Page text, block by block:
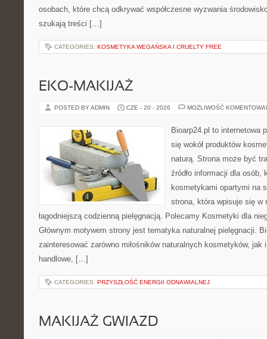
osobach, które chcą odkrywać współczesne wyzwania
szukają treści […]
CATEGORIES: KOSMETYKA WEGAŃSKA I CRUELTY FREE
EKO-MAKIJAŻ
POSTED BY ADMIN CZE - 20 - 2026 MOŻLIWOŚĆ
Bioarp24.pl to internetowa
się wokół produktów
naturą. Strona może być
źródło informacji dla osób,
kosmetykami opartymi na
strona, która wpisuje się w
łagodniejszą codzienną pielęgnacją. Polecamy Kosmetyki dla
Głównym motywem strony jest tematyka naturalnej pielęgnacji.
zainteresować zarówno miłośników naturalnych kosmetyków, jak
handlowe, […]
CATEGORIES: PRZYSZŁOŚĆ ENERGII ODNAWIALNEJ
MAKIJAŻ GWIAZD